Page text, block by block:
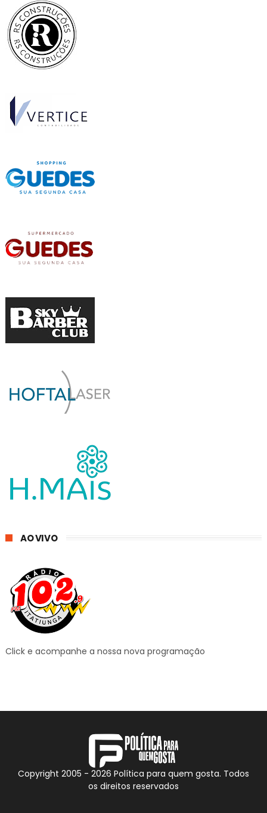
AO VIVO
Click e acompanhe a nossa nova programação
Copyright 2005 - 2026 Política para quem gosta. Todos
os direitos reservados